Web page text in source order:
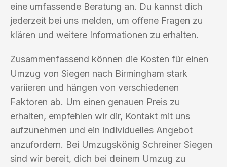
eine umfassende Beratung an. Du kannst dich
jederzeit bei uns melden, um offene Fragen zu
klären und weitere Informationen zu erhalten.
Zusammenfassend können die Kosten für einen
Umzug von Siegen nach Birmingham stark
variieren und hängen von verschiedenen
Faktoren ab. Um einen genauen Preis zu
erhalten, empfehlen wir dir, Kontakt mit uns
aufzunehmen und ein individuelles Angebot
anzufordern. Bei Umzugskönig Schreiner Siegen
sind wir bereit, dich bei deinem Umzug zu